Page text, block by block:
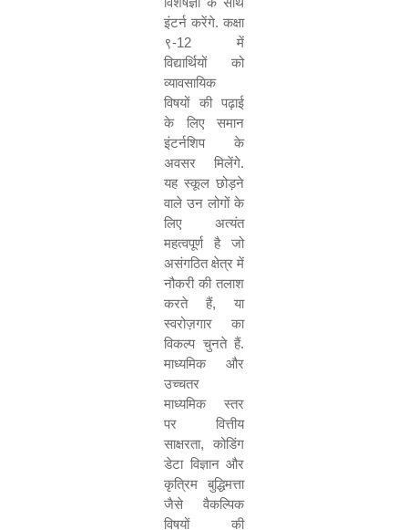
इंटर्न करेंगे. कक्षा
९-12 में
विद्यार्थियों को
व्यावसायिक
विषयों की पढ़ाई
के लिए समान
इंटर्नशिप के
अवसर मिलेंगे.
यह स्कूल छोड़ने
वाले उन लोगों के
लिए अत्यंत
महत्वपूर्ण है जो
असंगठित क्षेत्र में
नौकरी की तलाश
करते हैं, या
स्वरोज़गार का
विकल्प चुनते हैं.
माध्यमिक और
उच्चतर
माध्यमिक स्तर
पर वित्तीय
साक्षरता, कोडिंग
डेटा विज्ञान और
कृत्रिम बुद्धिमत्ता
जैसे वैकल्पिक
विषयों की